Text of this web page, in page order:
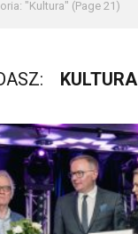
"Kultura" (Page 21)
KULTURA